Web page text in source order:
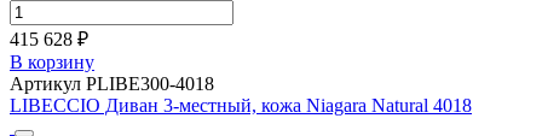
415 628 ₽
В корзину
Артикул PLIBE300-4018
LIBECCIO Диван 3-местный, кожа Niagara Natural 4018